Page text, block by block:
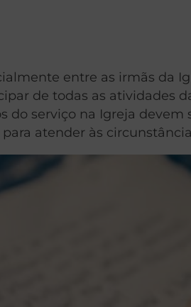
entre as irmãs da
de todas as atividades
do serviço na Igreja devem
atender às